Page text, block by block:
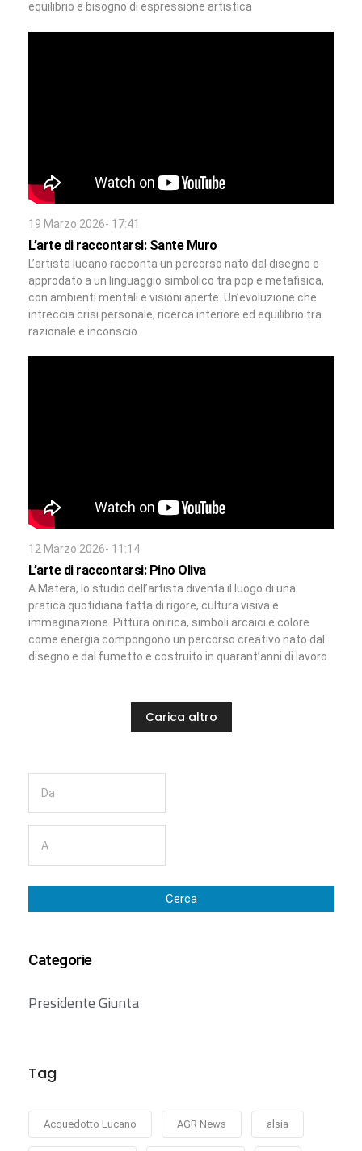
equilibrio e bisogno di espressione artistica
19 Marzo 2026- 17:41
L’arte di raccontarsi: Sante Muro
L’artista lucano racconta un percorso nato dal disegno e
approdato a un linguaggio simbolico tra pop e metafisica,
con ambienti mentali e visioni aperte. Un’evoluzione che
intreccia crisi personale, ricerca interiore ed equilibrio tra
razionale e inconscio
12 Marzo 2026- 11:14
L’arte di raccontarsi: Pino Oliva
A Matera, lo studio dell’artista diventa il luogo di una
pratica quotidiana fatta di rigore, cultura visiva e
immaginazione. Pittura onirica, simboli arcaici e colore
come energia compongono un percorso creativo nato dal
disegno e dal fumetto e costruito in quarant’anni di lavoro
Carica altro
Cerca
Categorie
Presidente Giunta
Tag
Acquedotto Lucano AGR News alsia